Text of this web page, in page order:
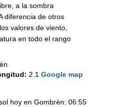
a la sombra
diferencia de otros
valores de viento,
en todo el rango
2.1 Google map
hoy en Gombrèn: 06:55